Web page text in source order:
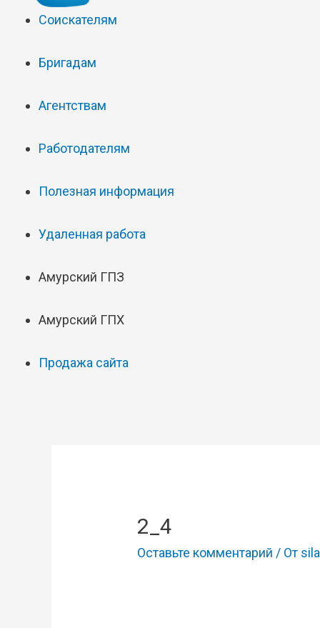
Соискателям
Бригадам
Агентствам
Работодателям
Полезная информация
Удаленная работа
Амурский ГПЗ
Амурский ГПХ
Продажа сайта
2_4
Оставьте комментарий / От